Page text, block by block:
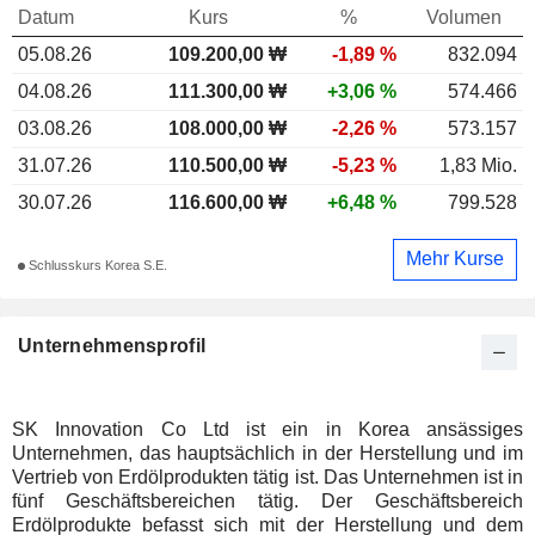
Unternehmensprofil
SK Innovation Co Ltd ist ein in Korea ansässiges
Unternehmen, das hauptsächlich in der Herstellung und im
Vertrieb von Erdölprodukten tätig ist. Das Unternehmen ist in
fünf Geschäftsbereichen tätig. Der Geschäftsbereich
Erdölprodukte befasst sich mit der Herstellung und dem
Datum Kurs %
Volumen
05.08.26
109.200,00 ₩ -1,89 %
832.094
04.08.26
111.300,00 ₩ +3,06 %
574.466
03.08.26
108.000,00 ₩ -2,26 %
573.157
31.07.26
110.500,00 ₩ -5,23 %
1,83 Mio.
30.07.26
116.600,00 ₩ +6,48 % 799.528
Schlusskurs Korea S.E. Mehr Kurse